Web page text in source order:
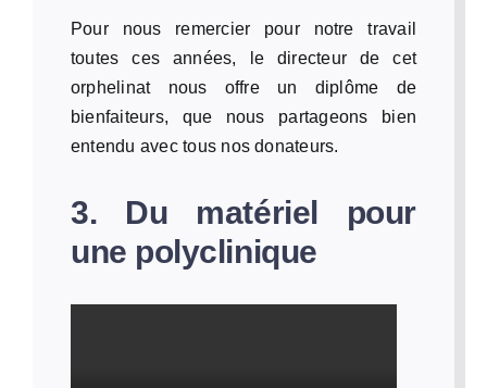
Pour nous remercier pour notre travail
toutes ces années, le directeur de cet
orphelinat nous offre un diplôme de
bienfaiteurs, que nous partageons bien
entendu avec tous nos donateurs.
3. Du matériel pour
une polyclinique